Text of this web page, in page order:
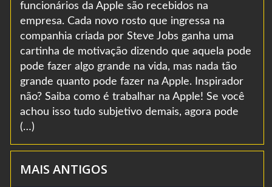
funcionários da Apple são recebidos na
empresa. Cada novo rosto que ingressa na
companhia criada por Steve Jobs ganha uma
cartinha de motivação dizendo que aquela pode
pode fazer algo grande na vida, mas nada tão
grande quanto pode fazer na Apple. Inspirador
não? Saiba como é trabalhar na Apple! Se você
achou isso tudo subjetivo demais, agora pode
(…)
MAIS ANTIGOS